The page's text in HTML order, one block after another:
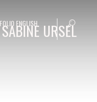
SABINE URSEL
ENGLISH